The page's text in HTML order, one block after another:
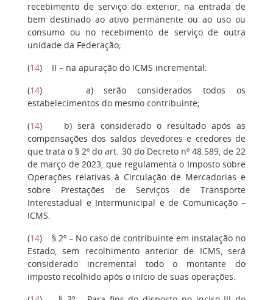
recebimento de serviço do exterior, na entrada de
bem destinado ao ativo permanente ou ao uso ou
consumo ou no recebimento de serviço de outra
unidade da Federação;
(14) II – na apuração do ICMS incremental:
(14) a) serão considerados todos os
estabelecimentos do mesmo contribuinte;
(14) b) será considerado o resultado após as
compensações dos saldos devedores e credores de
que trata o § 2º do art. 30 do Decreto nº 48.589, de 22
de março de 2023, que regulamenta o Imposto sobre
Operações relativas à Circulação de Mercadorias e
sobre Prestações de Serviços de Transporte
Interestadual e Intermunicipal e de Comunicação –
ICMS.
(14) § 2º – No caso de contribuinte em instalação no
Estado, sem recolhimento anterior de ICMS, será
considerado incremental todo o montante do
imposto recolhido após o início de suas operações.